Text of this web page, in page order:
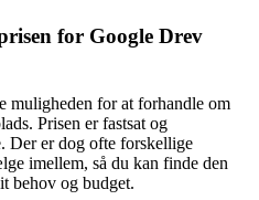
for Google Drev
for at forhandle om
Prisen er fastsat og
Der er dog ofte forskellige
imellem, så du kan finde den
behov og budget.